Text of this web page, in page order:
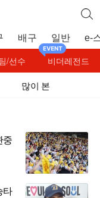
배구 일반 e-
/선수 비더레전드
많이 본
중
타